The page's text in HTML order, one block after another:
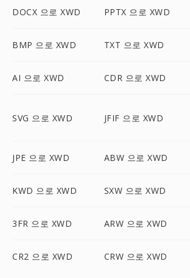
DOCX 으로 XWD PPTX 으로 XWD
BMP 으로 XWD TXT 으로 XWD
AI 으로 XWD CDR 으로 XWD
SVG 으로 XWD JFIF 으로 XWD
JPE 으로 XWD ABW 으로 XWD
KWD 으로 XWD SXW 으로 XWD
3FR 으로 XWD ARW 으로 XWD
CR2 으로 XWD CRW 으로 XWD